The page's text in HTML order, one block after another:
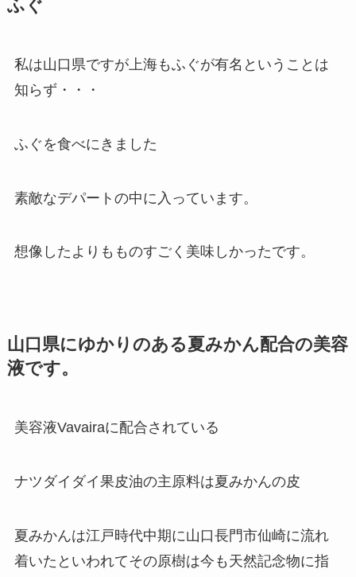
ふぐ
私は山口県ですが上海もふぐが有名ということは
知らず・・・
ふぐを食べにきました
素敵なデパートの中に入っています。
想像したよりもものすごく美味しかったです。
山口県にゆかりのある夏みかん配合の美容
液です。
美容液Vavairaに配合されている
ナツダイダイ果皮油の主原料は夏みかんの皮
夏みかんは江戸時代中期に山口長門市仙崎に流れ
着いたといわれてその原樹は今も天然記念物に指